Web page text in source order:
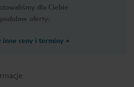
dla Ciebie
podobne oferty:
inne ceny i terminy »